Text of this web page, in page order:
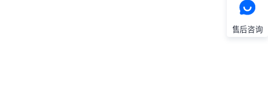
售后咨询